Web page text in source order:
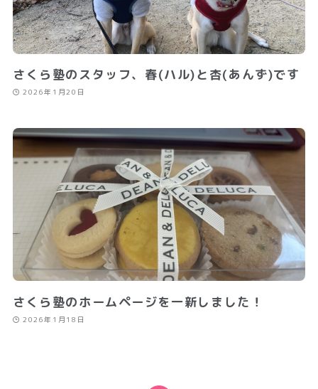
さくら塾のスタッフ、春(ハル)と杏(あんず)です
2026年1月20日
さくら塾のホームページを一新しました！
2026年1月18日